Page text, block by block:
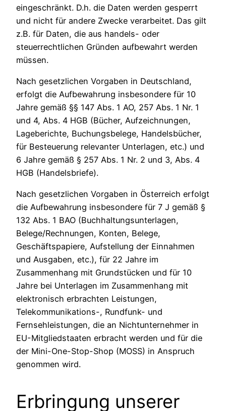
eingeschränkt. D.h. die Daten werden gesperrt
und nicht für andere Zwecke verarbeitet. Das gilt
z.B. für Daten, die aus handels- oder
steuerrechtlichen Gründen aufbewahrt werden
müssen.
Nach gesetzlichen Vorgaben in Deutschland,
erfolgt die Aufbewahrung insbesondere für 10
Jahre gemäß §§ 147 Abs. 1 AO, 257 Abs. 1 Nr. 1
und 4, Abs. 4 HGB (Bücher, Aufzeichnungen,
Lageberichte, Buchungsbelege, Handelsbücher,
für Besteuerung relevanter Unterlagen, etc.) und
6 Jahre gemäß § 257 Abs. 1 Nr. 2 und 3, Abs. 4
HGB (Handelsbriefe).
Nach gesetzlichen Vorgaben in Österreich erfolgt
die Aufbewahrung insbesondere für 7 J gemäß §
132 Abs. 1 BAO (Buchhaltungsunterlagen,
Belege/Rechnungen, Konten, Belege,
Geschäftspapiere, Aufstellung der Einnahmen
und Ausgaben, etc.), für 22 Jahre im
Zusammenhang mit Grundstücken und für 10
Jahre bei Unterlagen im Zusammenhang mit
elektronisch erbrachten Leistungen,
Telekommunikations-, Rundfunk- und
Fernsehleistungen, die an Nichtunternehmer in
EU-Mitgliedstaaten erbracht werden und für die
der Mini-One-Stop-Shop (MOSS) in Anspruch
genommen wird.
Erbringung unserer